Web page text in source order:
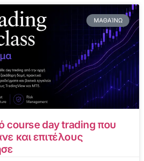
ΜΑΘΑΊΝΩ
course day trading που
και επιτέλους